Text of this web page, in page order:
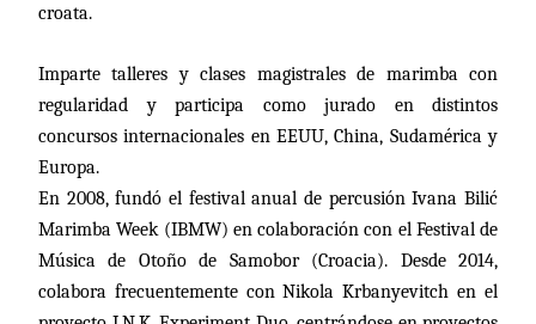
croata.
Imparte talleres y clases magistrales de marimba con
regularidad y participa como jurado en distintos
concursos internacionales en EEUU, China, Sudamérica y
Europa.
En 2008, fundó el festival anual de percusión Ivana Bilić
Marimba Week (IBMW) en colaboración con el Festival de
Música de Otoño de Samobor (Croacia). Desde 2014,
colabora frecuentemente con Nikola Krbanyevitch en el